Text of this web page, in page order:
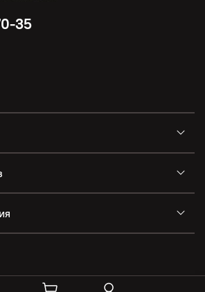
35